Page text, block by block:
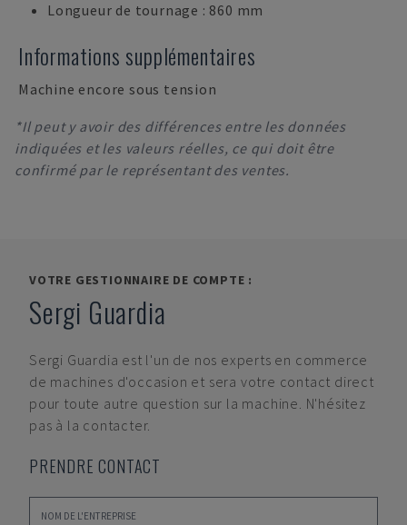
Longueur de tournage : 860 mm
Informations supplémentaires
Machine encore sous tension
*Il peut y avoir des différences entre les données
indiquées et les valeurs réelles, ce qui doit être
confirmé par le représentant des ventes.
VOTRE GESTIONNAIRE DE COMPTE :
Sergi Guardia
Sergi Guardia est l'un de nos experts en commerce
de machines d'occasion et sera votre contact direct
pour toute autre question sur la machine. N'hésitez
pas à la contacter.
PRENDRE CONTACT